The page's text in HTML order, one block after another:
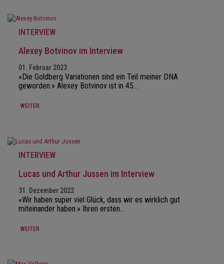
INTERVIEW
Alexey Botvinov im Interview
01. Februar 2023
«Die Goldberg Variationen sind ein Teil meiner DNA
geworden.» Alexey Botvinov ist in 45…
WEITER
INTERVIEW
Lucas und Arthur Jussen im Interview
31. Dezember 2022
«Wir haben super viel Glück, dass wir es wirklich gut
miteinander haben.» Ihren ersten…
WEITER